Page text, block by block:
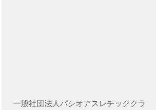
一般社団法人パシオアスレチッククラ